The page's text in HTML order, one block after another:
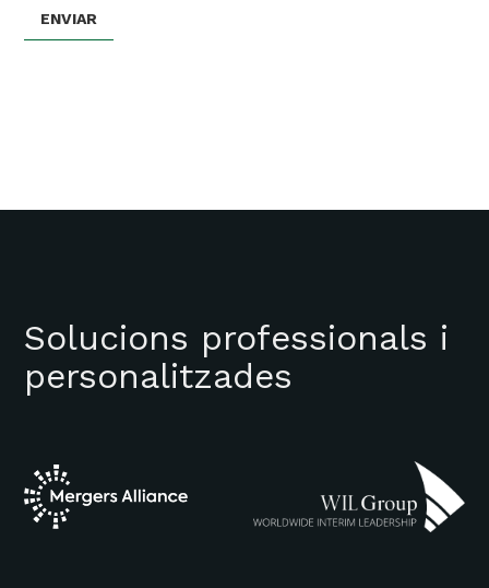
Solucions professionals i
personalitzades